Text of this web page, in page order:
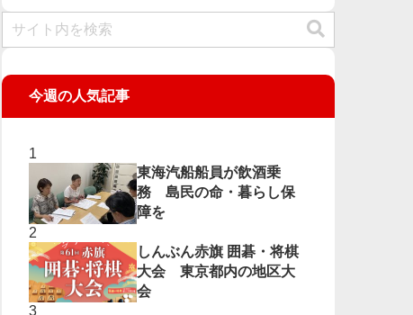
今週の人気記事
東海汽船船員が飲酒乗
務 島民の命・暮らし保
障を
しんぶん赤旗 囲碁・将棋
大会 東京都内の地区大
会